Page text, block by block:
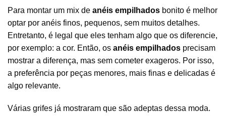
Para montar um mix de anéis empilhados bonito é melhor
optar por anéis finos, pequenos, sem muitos detalhes.
Entretanto, é legal que eles tenham algo que os diferencie,
por exemplo: a cor. Então, os anéis empilhados precisam
mostrar a diferença, mas sem cometer exageros. Por isso,
a preferência por peças menores, mais finas e delicadas é
algo relevante.
Várias grifes já mostraram que são adeptas dessa moda.